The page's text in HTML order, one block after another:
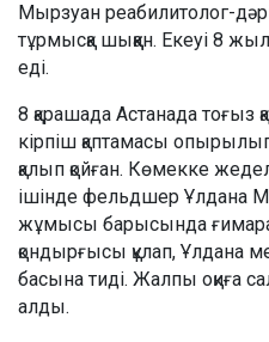
Мырзуан реабилитолог-
тұрмысқа шыққан. Екеуі 8
еді.
8 қарашада Астанада тоғыз
кірпіш қаптамасы
қалып қойған. Көмекке
ішінде фельдшер Ұлдана
жұмысы барысында
қондырғысы құлап, Ұлдана
басына тиді. Жалпы оқиға
алды.